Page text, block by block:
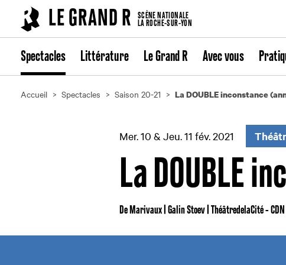
LE GRAND R
SCÈNE NATIONALE
LA ROCHE-SUR-YON
Spectacles Littérature Le Grand R Avec vous
Accueil Spectacles Saison 20-21 La DOUBLE inconstance
Mer. 10 & Jeu. 11 fév. 2021
La DOUBLE
De Marivaux | Galin Stoev | ThéâtredelaCité -
Cookies management panel